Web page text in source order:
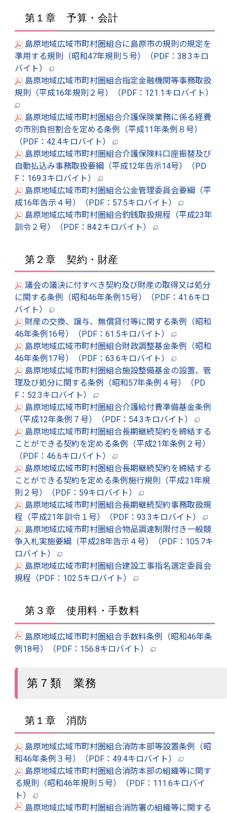
第１章 予算・会計
島原地域広域市町村圏組合に島原市の規則の規定を
準用する規則（昭和47年規則５号）（PDF：38.3キロ
バイト）
島原地域広域市町村圏組合指定金融機関等事務取扱
規則（平成16年規則２号）（PDF：121.1キロバイト）
島原地域広域市町村圏組合介護保険業務に係る経費
の市別負担割合を定める条例（平成11年条例８号）
（PDF：42.4キロバイト）
島原地域広域市町村圏組合介護保険料口座振替及び
自動払込み事務取扱要綱（平成12年告示14号）（PD
F：169.3キロバイト）
島原地域広域市町村圏組合公金管理委員会要綱（平
成16年告示４号）（PDF：57.5キロバイト）
島原地域広域市町村圏組合釣銭取扱規程（平成23年
訓令２号）（PDF：84.2キロバイト）
第２章 契約・財産
議会の議決に付すべき契約及び財産の取得又は処分
に関する条例（昭和46年条例15号）（PDF：41.6キロ
バイト）
財産の交換、譲与、無償貸付等に関する条例（昭和
46年条例16号）（PDF：61.5キロバイト）
島原地域広域市町村圏組合財政調整基金条例（昭和
46年条例17号）（PDF：63.6キロバイト）
島原地域広域市町村圏組合施設整備基金の設置、管
理及び処分に関する条例（昭和57年条例４号）（PD
F：52.3キロバイト）
島原地域広域市町村圏組合介護給付費準備基金条例
（平成12年条例７号）（PDF：54.3キロバイト）
島原地域広域市町村圏組合長期継続契約を締結する
ことができる契約を定める条例（平成21年条例２号）
（PDF：46.6キロバイト）
島原地域広域市町村圏組合長期継続契約を締結する
ことができる契約を定める条例施行規則（平成21年規
則２号）（PDF：59キロバイト）
島原地域広域市町村圏組合長期継続契約事務取扱規
程（平成21年訓令１号）（PDF：93.3キロバイト）
島原地域広域市町村圏組合物品調達制限付き一般競
争入札実施要綱（平成28年告示４号）（PDF：105.7キ
ロバイト）
島原地域広域市町村圏組合建設工事指名選定委員会
規程（PDF：102.5キロバイト）
第３章 使用料・手数料
島原地域広域市町村圏組合手数料条例（昭和46年条
例18号）（PDF：156.8キロバイト）
第７類 業務
第１章 消防
島原地域広域市町村圏組合消防本部等設置条例（昭
和46年条例３号）（PDF：49.4キロバイト）
島原地域広域市町村圏組合消防本部の組織等に関す
る規則（昭和46年規則５号）（PDF：111.6キロバイ
ト）
島原地域広域市町村圏組合消防署の組織等に関する